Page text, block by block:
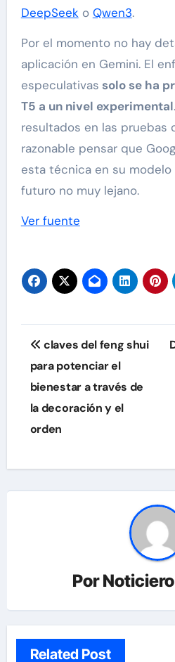
DeepSeek o Qwen3.
Por el momento no hay
aplicación en Gemini. El
especulativas solo se ha
T5 a un nivel experimental
resultados en las pruebas
razonable pensar que
esta técnica en su
futuro no muy lejano.
Ver fuente
Navegación
de
entradas
claves del feng shui
para potenciar el
bienestar a través de
la decoración y el
orden
Por
Related Post